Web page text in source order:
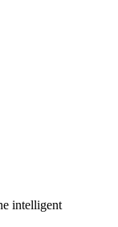
intelligent